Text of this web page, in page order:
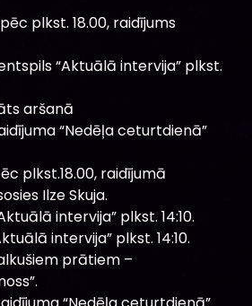
plkst. 18.00, raidījums
“Aktuālā intervija” plkst.
aršanā
“Nedēļa ceturtdienā”
plkst.18.00, raidījumā
Ilze Skuja.
intervija” plkst. 14:10.
intervija” plkst. 14:10.
prātiem –